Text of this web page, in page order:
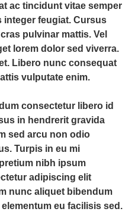
ac tincidunt vitae semper
integer feugiat. Cursus
pulvinar mattis. Vel
lorem dolor sed viverra.
Libero nunc consequat
vulputate enim.
consectetur libero id
in hendrerit gravida
sed arcu non odio
Turpis in eu mi
nibh ipsum
adipiscing elit
nunc aliquet bibendum
eu facilisis sed.